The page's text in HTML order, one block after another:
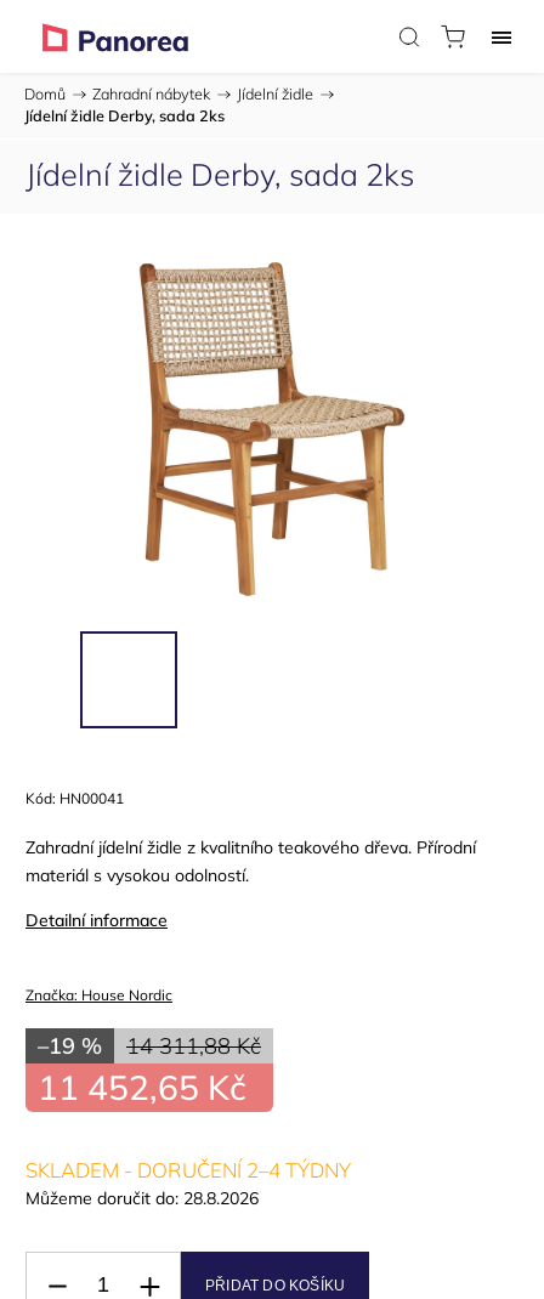
Domů / Zahradní nábytek / Jídelní židle /
Jídelní židle Derby, sada 2ks
Jídelní židle Derby, sada 2ks
Kód: HN00041
Zahradní jídelní židle z kvalitního teakového dřeva. Přírodní
materiál s vysokou odolností.
Detailní informace
Značka: House Nordic
14 311,88 Kč
–19 %
11 452,65 Kč
SKLADEM - DORUČENÍ 2–4 TÝDNY
Můžeme doručit do: 28.8.2026
PŘIDAT DO KOŠÍKU